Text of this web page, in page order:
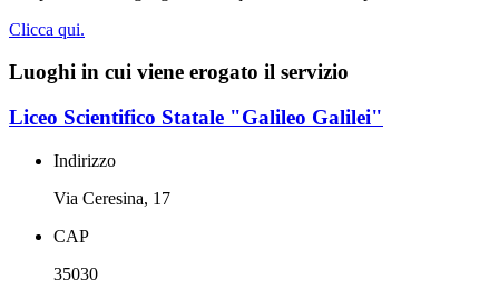
Clicca qui.
Luoghi in cui viene erogato il servizio
Liceo Scientifico Statale "Galileo Galilei"
Indirizzo
Via Ceresina, 17
CAP
35030